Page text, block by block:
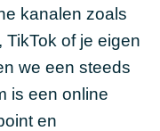
kanalen zoals
of je eigen
we een steeds
is een online
en